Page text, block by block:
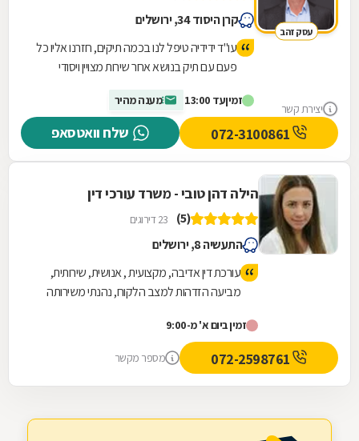
עסק זהב
יצירת קשר
קרן היסוד 34, ירושלים
עו"ד ידידיה טיפל לנו בכמה תיקים, חזרנו אליו כל
פעם עם תיק בנושא אחר שירות מצויין ויסודי
זמיןעד 13:00 מענה מהיר
שלח וואטסאפ
הילה דהן טובי - משרד עורכי דין
(5) 23 דירוגים
התעשיה 8, ירושלים
עורכת דין אדיבה, מקצועית , אנושית, שירותית,
מביעה הזדהות למצב הלקוח, נהנתי משירותה
זמין ביום א' מ-9:00
מספר מקשר